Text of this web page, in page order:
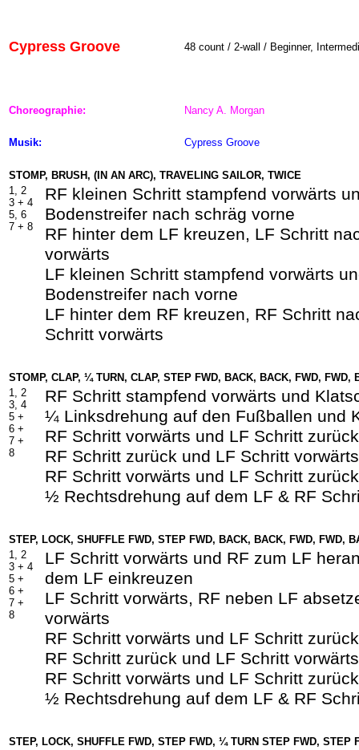
Cypress Groove 48 count / 2-wall / Beginner,
Choreographie: Nancy A. Morgan
Musik: Cypress Groove
STOMP, BRUSH, (IN AN ARC), TRAVELING SAILOR, TWICE
1, 2
3 + 4
5, 6
7 + 8
RF kleinen Schritt stampfend vorwärts
Bodenstreifer nach schräg vorne
RF hinter dem LF kreuzen, LF Schritt
vorwärts
LF kleinen Schritt stampfend vorwärts
Bodenstreifer nach vorne
LF hinter dem RF kreuzen, RF Schritt
Schritt vorwärts
STOMP, CLAP, ¼ TURN, CLAP, STEP FWD, BACK, BACK, FWD, FWD,
1, 2
3, 4
5 +
6 +
7 +
8
RF Schritt stampfend vorwärts und
¼ Linksdrehung auf den Fußballen und
RF Schritt vorwärts und LF Schritt zurück
RF Schritt zurück und LF Schritt vorwärts
RF Schritt vorwärts und LF Schritt zurück
½ Rechtsdrehung auf dem LF & RF
STEP, LOCK, SHUFFLE FWD, STEP FWD, BACK, BACK, FWD, FWD,
1, 2
3 + 4
5 +
6 +
7 +
8
LF Schritt vorwärts und RF zum LF
dem LF einkreuzen
LF Schritt vorwärts, RF neben LF
vorwärts
RF Schritt vorwärts und LF Schritt zurück
RF Schritt zurück und LF Schritt vorwärts
RF Schritt vorwärts und LF Schritt zurück
½ Rechtsdrehung auf dem LF & RF
STEP, LOCK, SHUFFLE FWD, STEP FWD, ¼ TURN STEP FWD, STEP